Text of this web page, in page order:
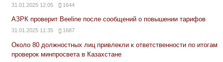
31.01.2025 12:05 1644
АЗРК проверит Beeline после сообщений о повышении тарифов
31.01.2025 11:35 1687
Около 80 должностных лиц привлекли к ответственности по итогам
проверок минпросвета в Казахстане